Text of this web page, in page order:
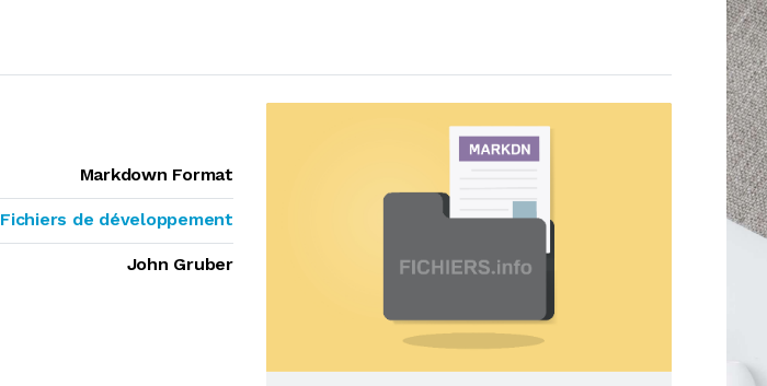
Markdown Format
Fichiers de développement
John Gruber